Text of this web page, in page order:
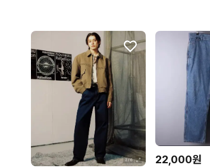
22,000원